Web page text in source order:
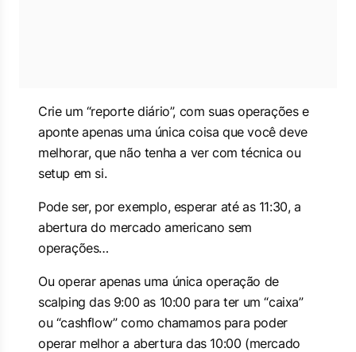
Crie um “reporte diário”, com suas operações e
aponte apenas uma única coisa que você deve
melhorar, que não tenha a ver com técnica ou
setup em si.
Pode ser, por exemplo, esperar até as 11:30, a
abertura do mercado americano sem
operações…
Ou operar apenas uma única operação de
scalping das 9:00 as 10:00 para ter um “caixa”
ou “cashflow” como chamamos para poder
operar melhor a abertura das 10:00 (mercado